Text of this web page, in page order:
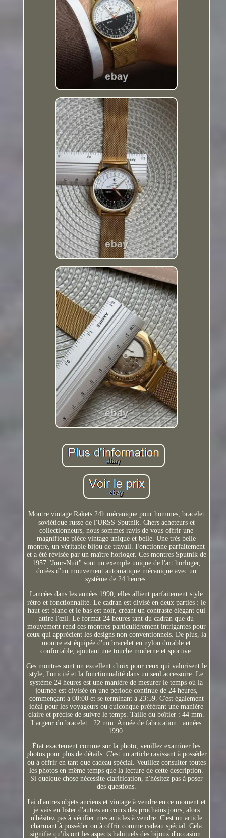
Montre vintage Rakets 24h mécanique pour hommes, bracelet
soviétique russe de l'URSS Sputnik. Chers acheteurs et
collectionneurs, nous sommes ravis de vous offrir une
magnifique pièce vintage unique et belle. Une très belle
montre, un véritable bijou de travail. Fonctionne parfaitement
et a été révisée par un maître horloger. Ces montres Sputnik de
1957 "Jour-Nuit" sont un exemple unique de l'art horloger,
dotées d'un mouvement automatique mécanique avec un
système de 24 heures.
Lancées dans les années 1990, elles allient parfaitement style
rétro et fonctionnalité. Le cadran est divisé en deux parties : le
haut est blanc et le bas est noir, créant un contraste élégant qui
attire l'œil. Le format 24 heures tant du cadran que du
mouvement rend ces montres particulièrement intrigantes pour
ceux qui apprécient les designs non conventionnels. De plus, la
montre est équipée d'un bracelet en nylon durable et
confortable, ajoutant une touche moderne et sportive.
Ces montres sont un excellent choix pour ceux qui valorisent le
style, l'unicité et la fonctionnalité dans un seul accessoire. Le
système 24 heures est une manière de mesurer le temps où la
journée est divisée en une période continue de 24 heures,
commençant à 00:00 et se terminant à 23:59. C'est également
idéal pour les voyageurs ou quiconque préférant une manière
claire et précise de suivre le temps. Taille du boîtier : 44 mm.
Largeur du bracelet : 22 mm. Année de fabrication : années
1990.
État exactement comme sur la photo, veuillez examiner les
photos pour plus de détails. C'est un article ravissant à posséder
ou à offrir en tant que cadeau spécial. Veuillez consulter toutes
les photos en même temps que la lecture de cette description.
Si quelque chose nécessite clarification, n'hésitez pas à poser
des questions.
J'ai d'autres objets anciens et vintage à vendre en ce moment et
je vais en lister d'autres au cours des prochains jours, alors
n'hésitez pas à vérifier mes articles à vendre. C'est un article
charmant à posséder ou à offrir comme cadeau spécial. Cela
signifie qu'ils ont les aspects habituels des bijoux d'occasion.